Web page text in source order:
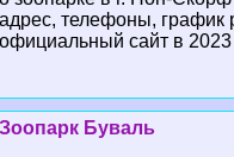
адрес, телефоны, график
официальный сайт в 2023
Зоопарк Буваль